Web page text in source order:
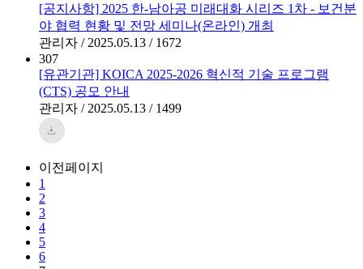
[공지사항] 2025 한-남아공 미래대화 시리즈 1차 - 보건분
야 협력 현황 및 전망 세미나(온라인) 개최
관리자 / 2025.05.13 / 1672
307
[유관기관] KOICA 2025-2026 혁신적 기술 프로그램
(CTS) 공모 안내
관리자 / 2025.05.13 / 1499
이전페이지
1
2
3
4
5
6